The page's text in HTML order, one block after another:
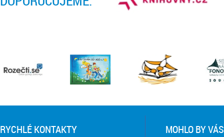
RYCHLÉ KONTAKTY MOHLO BY